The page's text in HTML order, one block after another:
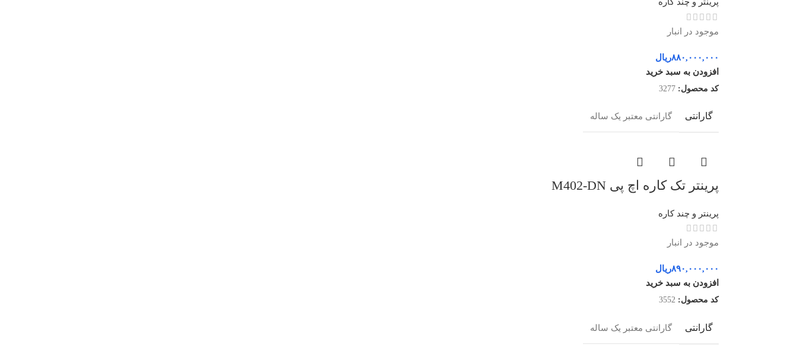
موجود در انبار
۸۸۰,۰۰۰,۰۰۰ریال
افزودن به سبد خرید
کد محصول: 3277
گارانتی گارانتی معتبر یک ساله
پرینتر تک کاره اچ پی M402-DN
پرینتر و چند کاره
موجود در انبار
۸۹۰,۰۰۰,۰۰۰ریال
افزودن به سبد خرید
کد محصول: 3552
گارانتی گارانتی معتبر یک ساله